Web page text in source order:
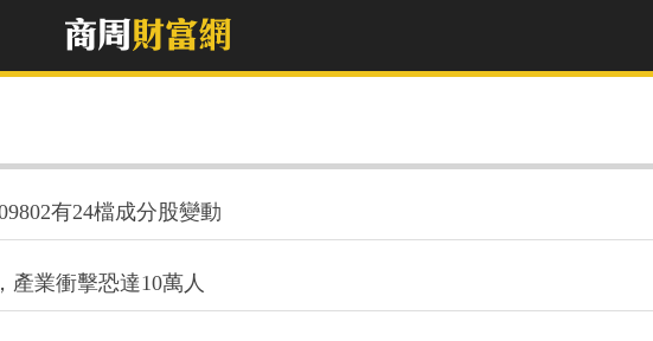
有24檔成分股變動
產業衝擊恐達10萬人